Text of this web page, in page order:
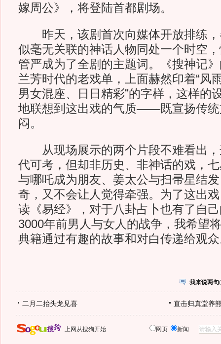
嫁周公》，将登陆首都剧场。
昨天，该剧首次向媒体开放排练，
似毫无关联的神话人物同处一个时空
管严成为了全剧的主题词。《搜神记
兰芳时代的老戏单，上面赫然印着“风
男女混座、日日精彩”的字样，这样的
地联想到这出戏的气质——既宣扬传统
闷。
从现场展示的两个片段不难看出，
代可考，但却非历史、非神话的戏，
与哪吒成为朋友、姜太公与扫帚星结
奇，又不会让人觉得牵强。为了这出
读《易经》，对于八卦占卜也有了自
3000年前男人与女人的战争，我希望
典籍通过有趣的故事和对白传递给观
我来说两句(
二月二抬头龙见喜 直击归真堂养
上网从搜狗开始 网页 新闻